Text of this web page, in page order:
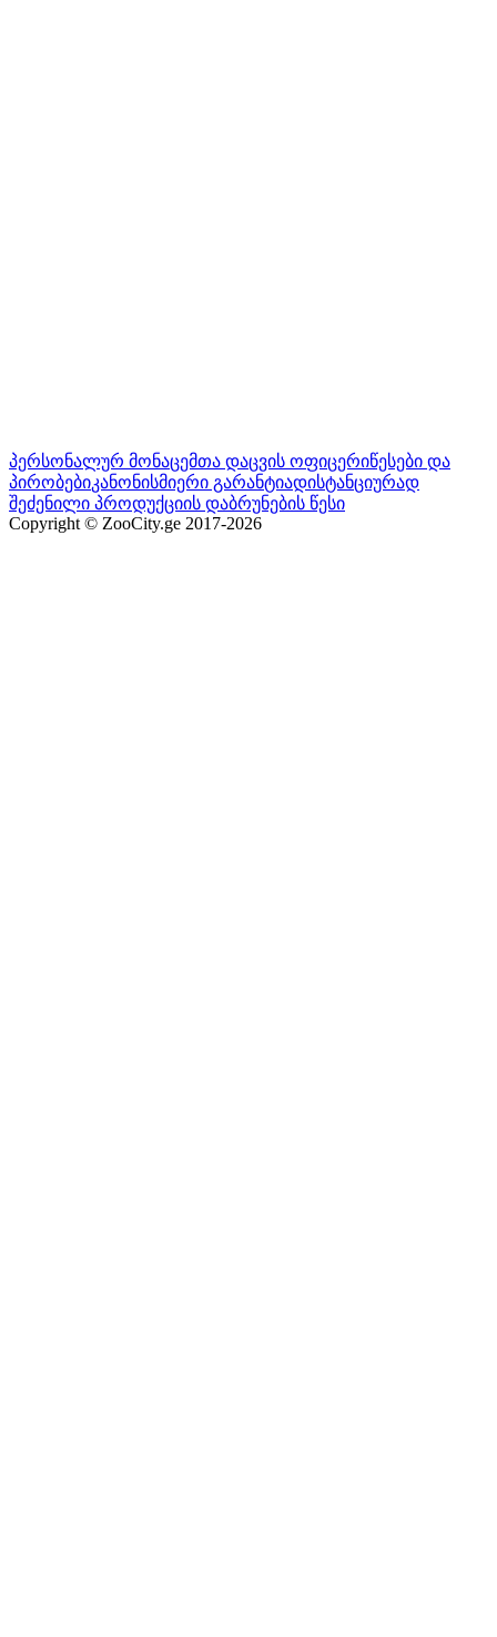
პერსონალურ მონაცემთა დაცვის ოფიცერიწესები და
პირობებიკანონისმიერი გარანტიადისტანციურად
შეძენილი პროდუქციის დაბრუნების წესი
Copyright © ZooCity.ge 2017-2026